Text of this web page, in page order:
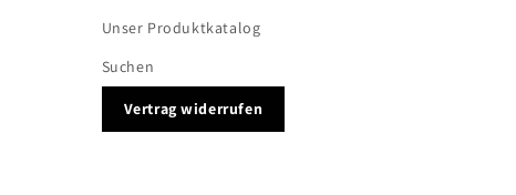
Unser Produktkatalog
Suchen
Vertrag widerrufen